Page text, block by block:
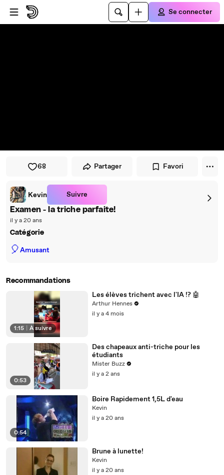
Passer au player
Passer au contenu principal
Se connecter
68 Partager Favori
Kevin Suivre
Examen - la triche parfaite!
il y a 20 ans
Catégorie
🎈Amusant
Recommandations
1:15 À suivre
Les élèves trichent avec l'IA !? 🤖
Arthur Hennes
il y a 4 mois
0:53
Des chapeaux anti-triche pour les
étudiants
Mister Buzz
il y a 2 ans
0:54
Boire Rapidement 1,5L d'eau
Kevin
il y a 20 ans
Brune à lunette!
Kevin
il y a 20 ans